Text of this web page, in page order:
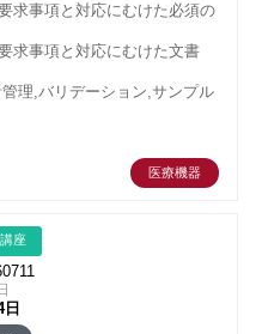
求事項と対応にむけた必須の
求事項と対応にむけた文書
理,バリデーション,サンプル
医療機器
座